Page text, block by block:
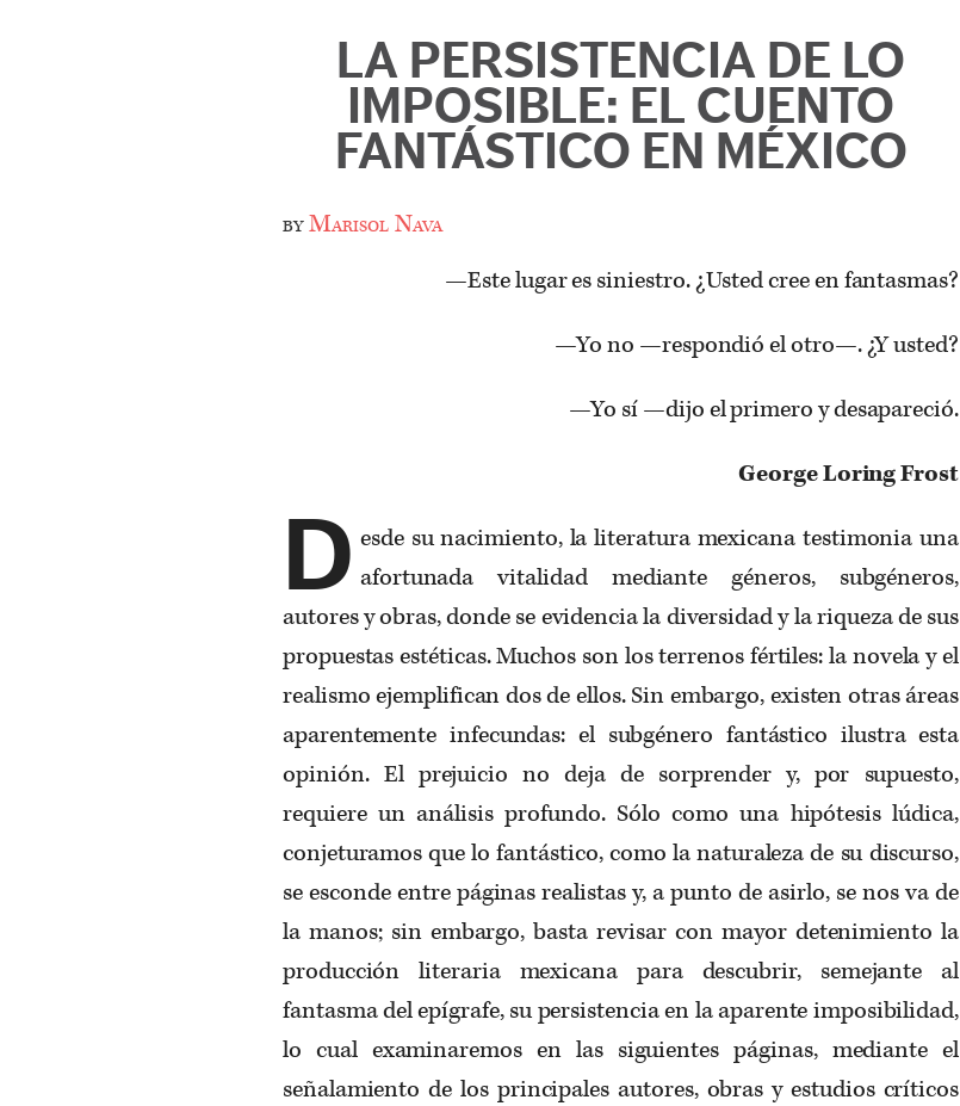
LA PERSISTENCIA DE LO
IMPOSIBLE: EL CUENTO
FANTÁSTICO EN MÉXICO
byMarisol Nava
—Este lugar es siniestro. ¿Usted cree en fantasmas?
—Yo no —respondió el otro—. ¿Y usted?
—Yo sí —dijo el primero y desapareció.
George Loring Frost
D esde su nacimiento, la literatura mexicana testimonia una
afortunada vitalidad mediante géneros, subgéneros,
autores y obras, donde se evidencia la diversidad y la riqueza de sus
propuestas estéticas. Muchos son los terrenos fértiles: la novela y el
realismo ejemplifican dos de ellos. Sin embargo, existen otras áreas
aparentemente infecundas: el subgénero fantástico ilustra esta
opinión. El prejuicio no deja de sorprender y, por supuesto,
requiere un análisis profundo. Sólo como una hipótesis lúdica,
conjeturamos que lo fantástico, como la naturaleza de su discurso,
se esconde entre páginas realistas y, a punto de asirlo, se nos va de
la manos; sin embargo, basta revisar con mayor detenimiento la
producción literaria mexicana para descubrir, semejante al
fantasma del epígrafe, su persistencia en la aparente imposibilidad,
lo cual examinaremos en las siguientes páginas, mediante el
señalamiento de los principales autores, obras y estudios críticos